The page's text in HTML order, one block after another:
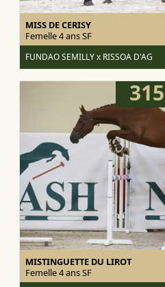
MISS DE CERISY
Femelle 4 ansSF
FUNDAO SEMILLY x RISSOA D'AG
315
MISTINGUETTE DU LIROT
Femelle 4 ansSF